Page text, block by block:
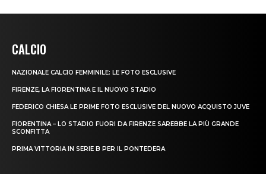
CALCIO
NAZIONALE CALCIO FEMMINILE: LE FOTO ESCLUSIVE
FIRENZE, LA FIORENTINA E IL NUOVO STADIO
FEDERICO CHIESA LE PRIME FOTO ESCLUSIVE DEL NUOVO ACQUISTO JUVE
FIORENTINA – LO STADIO FUORI DA FIRENZE SAREBBE LA PIÙ GRANDE
SCONFITTA
PRIMA VITTORIA IN SERIE B PER IL PONTEDERA